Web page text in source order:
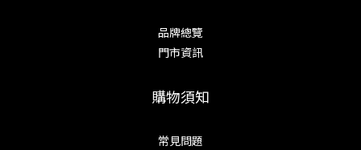
品牌總覽
門市資訊
購物須知
常見問題